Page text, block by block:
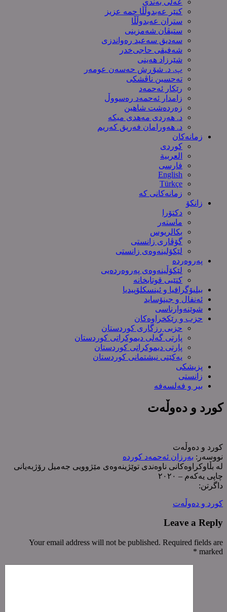
کنێر عەبدوڵڵا حمە عزیز
ستران عەبدوڵڵا
ستیڤان شەمزینی
سەدیق سەعید رەواندزی
شه‌فیقی حاجی‌خدر
شێرزاد هەینی
پ. د. شۆڕش حەسەن عومەر
تەحسین ناڤشکی
رێکار ئەحمەد
زامدار ئەحمەد رەسووڵ
زه‌رده‌شت شاهین
د. هەردی مەهدی میکە
د. هەورامان فەریق كەریم
زمانەکان
کوردی
العربیة
فارسی
English
Türkçe
زمانەکانی کە
زانکۆ
دکتۆرا
ماستەر
بکالریوس
گۆڤاری زانستی
لێکۆلینەوەی زانستی
پەروەردە
لێکۆڵینەوەی پەروەردەیی
کتێبی قوتابخانە
ببلیۆگرافیا و ئینسکلۆپیدیا
ئەنفال و جینۆساید
شوێنەوارناسی
حزب و رێکخراوەکان
حزبی رزگاری کوردستان
پارتی گەلی دیموکراتی کوردستان
پارتی دیموکراتی کوردستان
یەکێتی نیشتمانی کوردستان
پزیشکی
زانستی
بیر و فەلسەفە
کورد و دەوڵەت
کورد و دەوڵەت
نووسەر: بەرزان ئەحمەد کوردە
لە بڵاوکراوەکانی ناوەندی توێژینەوەی مێژوویی جەمیل رۆژبەیانی
چاپی یەکەم – ٢٠٢٠
داگرتن:
کورد و دەوڵەت
Leave a Reply
Your email address will not be published. Required fields are
marked
*